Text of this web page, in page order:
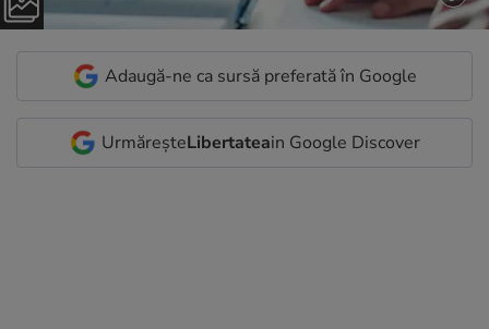
Adaugă-ne ca sursă preferată în Google
UrmăreșteLibertateain Google Discover